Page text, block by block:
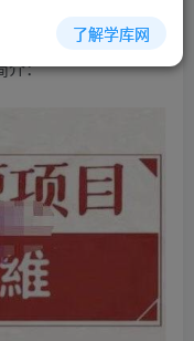
介：
了解学库网